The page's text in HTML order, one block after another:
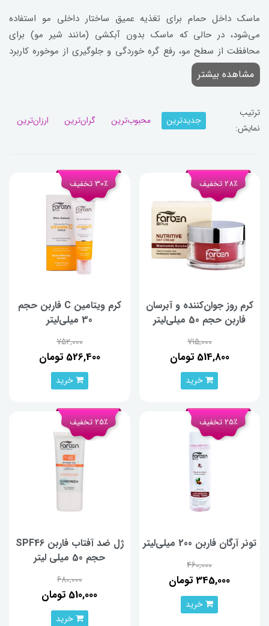
ماسک داخل حمام برای تغذیه عمیق ساختار داخلی مو استفاده
می‌شود، در حالی که ماسک بدون آبکشی (مانند شیر مو) برای
محافظت از سطح مو، رفع گره خوردگی و جلوگیری از موخوره کاربرد
دارد.
مشاهده بیشتر
ترتیب
نمایش:
جدیدترین محبوب‌ترین گران‌ترین ارزان‌ترین
کرم روز جوان‌کننده و آبرسان
فاربن حجم 50 میلی‌لیتر
715,000
514,800 تومان
28٪ تخفیف
خرید
کرم ویتامین C فاربن حجم
30 میلی‌لیتر
752,000
526,400 تومان
30٪ تخفیف
خرید
تونر آرگان فاربن 200 میلی‌لیتر
460,000
345,000 تومان
25٪ تخفیف
خرید
ژل ضد آفتاب فاربن SPF46
حجم 50 میلی لیتر
680,000
510,000 تومان
25٪ تخفیف
خرید